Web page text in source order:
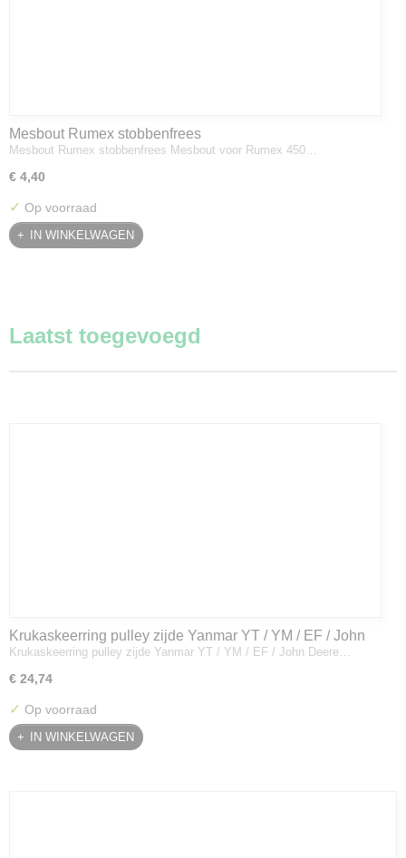
Mesbout Rumex stobbenfrees
Mesbout Rumex stobbenfrees Mesbout voor Rumex 450…
€ 4,40
✓ Op voorraad
IN WINKELWAGEN
Laatst toegevoegd
Krukaskeerring pulley zijde Yanmar YT / YM / EF / John
Deere - 119934-01800
Krukaskeerring pulley zijde Yanmar YT / YM / EF / John Deere…
€ 24,74
✓ Op voorraad
IN WINKELWAGEN